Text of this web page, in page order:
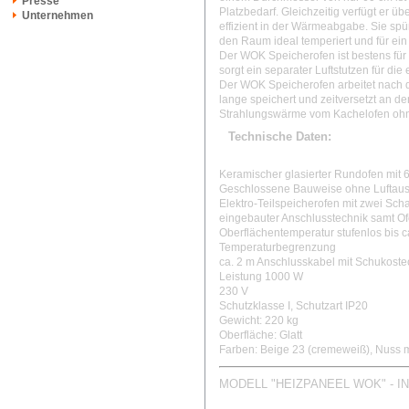
Unternehmen
Platzbedarf. Gleichzeitig verfügt er
effizient in der Wärmeabgabe. Sie
den Raum ideal temperiert und für
Der WOK Speicherofen ist bestens
sorgt ein separater Luftstutzen für die
Der WOK Speicherofen arbeitet
lange speichert und zeitversetzt an
Strahlungswärme vom Kachelofen
Technische Daten:
Keramischer glasierter Rundofen mit
Geschlossene Bauweise ohne
Elektro-Teilspeicherofen mit zwei
eingebauter Anschlusstechnik samt
Oberflächentemperatur stufenlos bis
Temperaturbegrenzung
ca. 2 m Anschlusskabel mit
Leistung 1000 W
230 V
Schutzklasse I, Schutzart IP20
Gewicht: 220 kg
Oberfläche: Glatt
Farben: Beige 23 (cremeweiß), Nuss
MODELL "HEIZPANEEL WOK" -